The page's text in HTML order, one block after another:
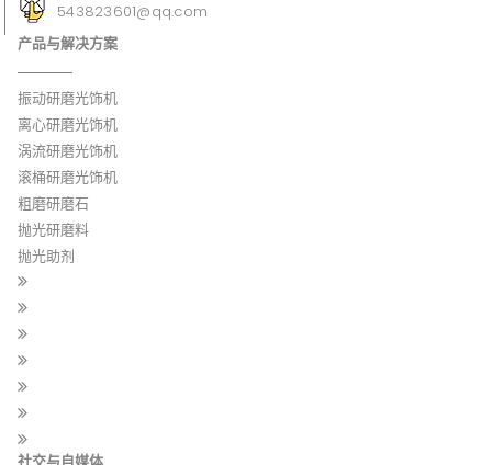
543823601@qq.com
产品与解决方案
振动研磨光饰机
离心研磨光饰机
涡流研磨光饰机
滚桶研磨光饰机
粗磨研磨石
抛光研磨料
抛光助剂
社交与自媒体